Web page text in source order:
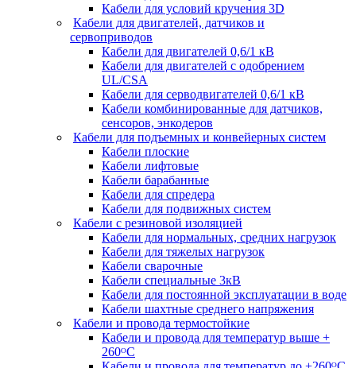
Кабели для условий кручения 3D
Кабели для двигателей, датчиков и
сервоприводов
Кабели для двигателей 0,6/1 кВ
Кабели для двигателей с одобрением
UL/CSA
Кабели для серводвигателей 0,6/1 кВ
Кабели комбинированные для датчиков,
cенсоров, энкодеров
Кабели для подъемных и конвейерных систем
Кабели плоские
Кабели лифтовые
Кабели барабанные
Кабели для спредера
Кабели для подвижных систем
Кабели с резиновой изоляцией
Кабели для нормальных, средних нагрузок
Кабели для тяжелых нагрузок
Кабели сварочные
Кабели специальные 3кВ
Кабели для постоянной эксплуатации в воде
Кабели шахтные среднего напряжения
Кабели и провода термостойкие
Кабели и провода для температур выше +
260ᴼС